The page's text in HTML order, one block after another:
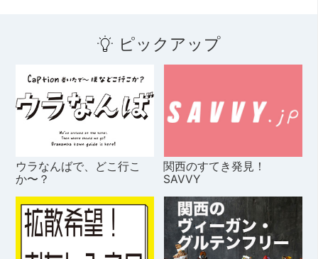
ピックアップ
ウラなんばで、どこ行こ
か〜？
関西のすてき発見！
SAVVY